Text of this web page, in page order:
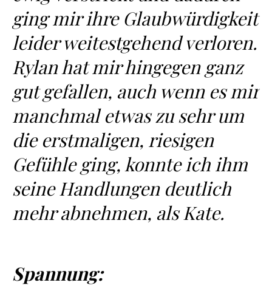
ging mir ihre Glaubwürdigkeit
leider weitestgehend verloren.
Rylan hat mir hingegen ganz
gut gefallen, auch wenn es mir
manchmal etwas zu sehr um
die erstmaligen, riesigen
Gefühle ging, konnte ich ihm
seine Handlungen deutlich
mehr abnehmen, als Kate.
Spannung: